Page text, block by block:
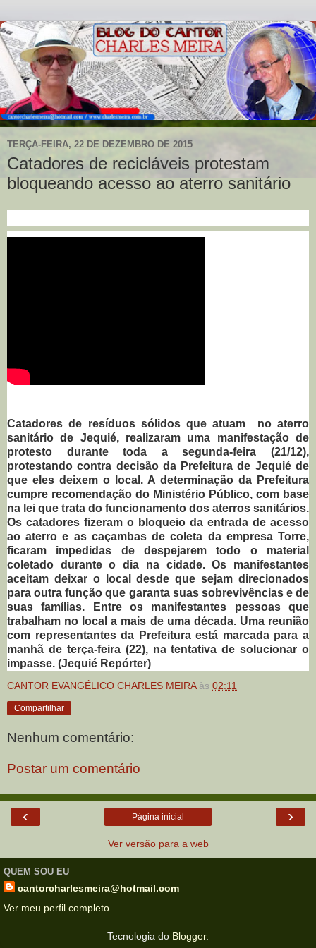
TERÇA-FEIRA, 22 DE DEZEMBRO DE 2015
Catadores de recicláveis protestam
bloqueando acesso ao aterro sanitário
Catadores de resíduos sólidos que atuam no aterro
sanitário de Jequié, realizaram uma manifestação de
protesto durante toda a segunda-feira (21/12),
protestando contra decisão da Prefeitura de Jequié de
que eles deixem o local. A determinação da Prefeitura
cumpre recomendação do Ministério Público, com base
na lei que trata do funcionamento dos aterros sanitários.
Os catadores fizeram o bloqueio da entrada de acesso
ao aterro e as caçambas de coleta da empresa Torre,
ficaram impedidas de despejarem todo o material
coletado durante o dia na cidade. Os manifestantes
aceitam deixar o local desde que sejam direcionados
para outra função que garanta suas sobrevivências e de
suas famílias. Entre os manifestantes pessoas que
trabalham no local a mais de uma década. Uma reunião
com representantes da Prefeitura está marcada para a
manhã de terça-feira (22), na tentativa de solucionar o
impasse. (Jequié Repórter)
CANTOR EVANGÉLICO CHARLES MEIRA às 02:11
Compartilhar
Nenhum comentário:
Postar um comentário
‹ ›
Página inicial
Ver versão para a web
QUEM SOU EU
cantorcharlesmeira@hotmail.com
Ver meu perfil completo
Tecnologia do Blogger.